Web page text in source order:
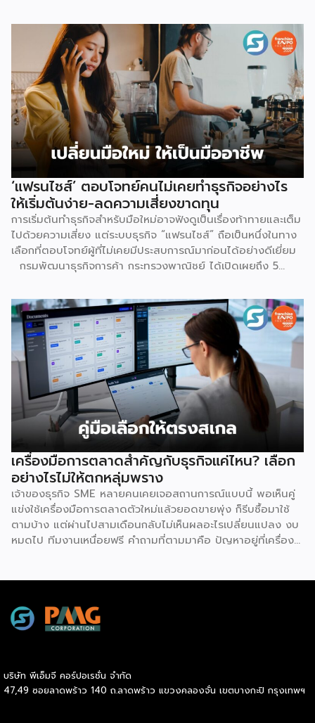
เช่น ร้านที่เป็นแบรนด์ขนาดใหญ่ จะมีเรตสูงสุด 19.26% ในหมวด
แฟชั่น และ FMCG, ร้าน Non-Mall ทั่วไป สูงสุด 17.12% เป็นต้น
โดยตัวเลขเหล่านี้รวม VAT 7% แล้ว และยังไม่นับค่าธรรมเนียม
อื่นที่เก็บซ้อนอยู่ เช่น ค่าธรรมเนียมการชำระเงิน (เริ่มต้น 3.21%)
และค่าธรรมเนียมโครงสร้างพื้นฐาน 1.07 บาทต่อออร์เดอร์
(สำหรับร้านที่มียอดขายเกิน 100 ออร์เดอร์ต่อเดือน) ลอง
คำนวณดู หากเป็นร้าน Non-Mall ขายเสื้อยืดตัวละ 100 บาท ค่า
ส่ง 25 บาท เมื่อหักค่าธรรมเนียมการขาย […]
‘แฟรนไชส์’ ตอบโจทย์คนไม่เคยทำธุรกิจอย่างไร
ให้เริ่มต้นง่าย-ลดความเสี่ยงขาดทุน
การเริ่มต้นทำธุรกิจสำหรับมือใหม่อาจฟังดูเป็นเรื่องท้าทายและเต็ม
ไปด้วยความเสี่ยง แต่ระบบธุรกิจ “แฟรนไชส์” ถือเป็นหนึ่งในทาง
เลือกที่ตอบโจทย์ผู้ที่ไม่เคยมีประสบการณ์มาก่อนได้อย่างดีเยี่ยม
กรมพัฒนาธุรกิจการค้า กระทรวงพาณิชย์ ได้เปิดเผยถึง 5
การลงทุนที่น่าสนใจและช่วยลดอุปสรรคสำหรับผู้เริ่มต้นได้อย่างมี
ประสิทธิภาพ เหตุผลประการแรกคือ การมีโมเดลธุรกิจที่ชัดเจน
และพร้อมนำไปใช้ทันที ซึ่งถือเป็นการลดความเสี่ยงด้านการลงทุน
ได้อย่างดีที่สุด เนื่องจากผู้ลงทุนไม่จำเป็นต้องเสียเวลาลองผิด
ลองถูกเอง ระบบแฟรนไชส์ถูกออกแบบและผ่านการพิสูจน์ความ
สำเร็จมาแล้วโดยเจ้าของแบรนด์ ซึ่งมีการจัดเตรียมอุปกรณ์
โครงสร้างร้านตามมาตรฐาน พร้อมคู่มือการปฏิบัติงานที่ชัดเจน
อีกทั้งยังมีทีมงานคอยช่วยสอนงานทั้งภาคทฤษฎีและปฏิบัติก่อน
เปิดร้านจริง ทำให้ผู้ซื้อแฟรนไชส์สามารถควบคุมคุณภาพของ
สินค้าและบริการให้เป็นไปตามมาตรฐานได้อย่างง่ายดาย เหตุผล
ประการต่อมาคือ แบรนด์มีชื่อเสียงและมีฐานลูกค้าที่แข็งแกร่งอยู่
แล้ว การซื้อแฟรนไชส์ทำให้ผู้ลงทุนได้ครอบครองแบรนด์ที่เป็นที่
รู้จักในตลาด ส่งผลให้มีกลุ่มลูกค้าพร้อมอุดหนุนตั้งแต่วันแรกที่
เปิดทำการ นอกจากนี้ เจ้าของแบรนด์ยังทำการตลาด
ประชาสัมพันธ์ และสร้างการรับรู้แบรนด์อย่างต่อเนื่อง ซึ่งช่วยให้
ผู้ลงทุนประหยัดงบประมาณด้านการตลาดและสร้างความเชื่อมั่น
ให้กับผู้บริโภคได้อย่างรวดเร็ว ประการที่สามคือ การมีที่ปรึกษา
ทางธุรกิจอย่างใกล้ชิดตลอดระยะเวลาสัญญา คอยให้คำแนะนำ
และร่วมแก้ปัญหาต่างๆ ทำให้ผู้ลงทุนมั่นใจได้ว่าจะไม่ได้เดินอยู่บน
เส้นทางธุรกิจเพียงลำพัง เหตุผลประการที่สี่คือ โอกาสเติบโต
ให้คำปรึกษาด้านการบริหารการเงิน การประมาณการรายรับ-ราย
จ่าย ตลอดจนการจัดการสต๊อกสินค้าอย่างเป็นระบบ ช่วยให้ระบบ
การเงินของร้านมีสภาพคล่องที่ดี เพิ่มโอกาสในการคืนทุนได้เร็ว
เครื่องมือการตลาดสำคัญกับธุรกิจแค่ไหน? เลือก
อย่างไรไม่ให้ตกหลุ่มพราง
เจ้าของธุรกิจ SME หลายคนเคยเจอสถานการณ์แบบนี้ พอเห็นคู่
แข่งใช้เครื่องมือการตลาดตัวใหม่แล้วยอดขายพุ่ง ก็รีบซื้อมาใช้
ตามบ้าง แต่ผ่านไปสามเดือนกลับไม่เห็นผลอะไรเปลี่ยนแปลง งบ
หมดไป ทีมงานเหนื่อยฟรี คำถามที่ตามมาคือ ปัญหาอยู่ที่เครื่อง
DAAT ชี้ว่าผู้เชี่ยวชาญแนะนำให้ธุรกิจจัดสรรงบประมาณราว 30%
ไว้สำหรับการสร้างแบรนด์ (Brand Building) ในระยะยาว แทนที่
Top of Mind ของผู้บริโภคจะเป็นฝ่ายได้เปรียบเมื่อสถานการณ์
กลับมาคึกคักอีกครั้ง นี่คือจุดที่เครื่องมือการตลาดเข้ามามี
บริษัท พีเอ็มจี คอร์ปอเรชั่น จำกัด
47,49 ซอยลาดพร้าว 140 ถ.ลาดพร้าว แขวงคลองจั่น เขตบางกะปิ กรุงเทพฯ